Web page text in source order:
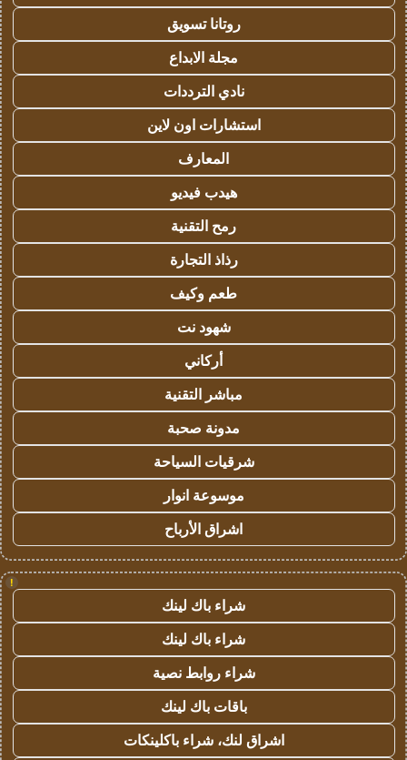
روتانا تسويق
مجلة الابداع
نادي الترددات
استشارات اون لاين
المعارف
هيدب فيديو
رمح التقنية
رذاذ التجارة
طعم وكيف
شهود نت
أركاني
مباشر التقنية
مدونة صحبة
شرقيات السياحة
موسوعة انوار
اشراق الأرباح
!
شراء باك لينك
شراء باك لينك
شراء روابط نصية
باقات باك لينك
اشراق لنك، شراء باكلينكات